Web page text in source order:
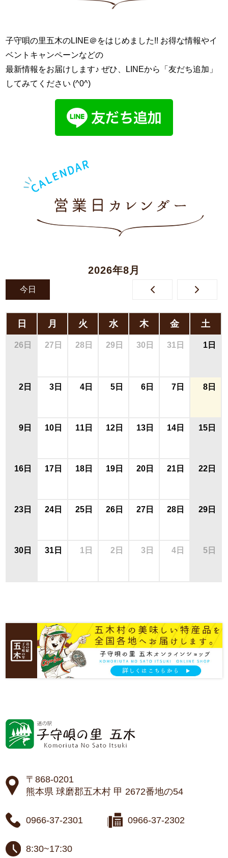
子守唄の里五木のLINE＠をはじめました!! お得な情報やイ
ベントキャンペーンなどの
最新情報をお届けします♪ ぜひ、LINEから「友だち追加」
してみてください (^0^)
2026年8月
今日
日 月 火 水 木 金 土
26日 27日 28日 29日 30日 31日 1日
2日 3日 4日 5日 6日 7日 8日
9日 10日 11日 12日 13日 14日 15日
16日 17日 18日 19日 20日 21日 22日
23日 24日 25日 26日 27日 28日 29日
30日 31日 1日 2日 3日 4日 5日
〒868-0201
熊本県 球磨郡五木村 甲 2672番地の54
0966-37-2301 0966-37-2302
8:30~17:30